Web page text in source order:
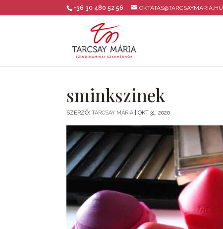
+36 30 480 52 56 OKTATAS@TARCSAYMARIA.HU
sminkszinek
SZERZŐ:TARCSAY MÁRIA |OKT 31, 2020